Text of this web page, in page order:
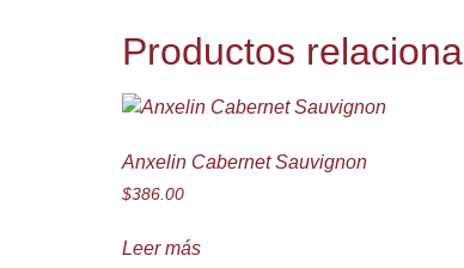
Productos
Anxelin Cabernet Sauvignon
$386.00
Leer más